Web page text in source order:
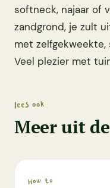
softneck, najaar of
zandgrond, je zult
met zelfgekweekte,
Veel plezier met
lees ook
Meer uit
How to